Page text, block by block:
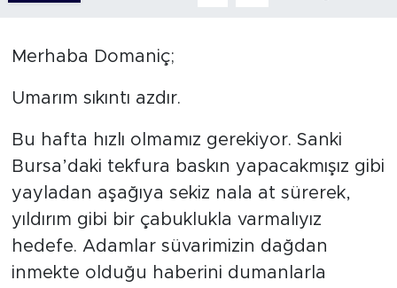
Merhaba Domaniç;
Umarım sıkıntı azdır.
Bu hafta hızlı olmamız gerekiyor. Sanki
Bursa’daki tekfura baskın yapacakmışız gibi
yayladan aşağıya sekiz nala at sürerek,
yıldırım gibi bir çabuklukla varmalıyız
hedefe. Adamlar süvarimizin dağdan
inmekte olduğu haberini dumanlarla